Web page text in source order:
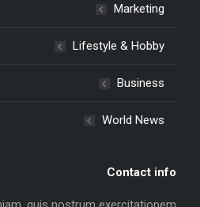
Marketing
Lifestyle & Hobby
Business
World News
Contact info